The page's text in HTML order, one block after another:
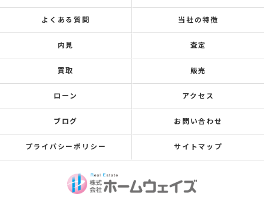
よくある質問 当社の特徴
内見 査定
買取 販売
ローン アクセス
ブログ お問い合わせ
プライバシーポリシー サイトマップ